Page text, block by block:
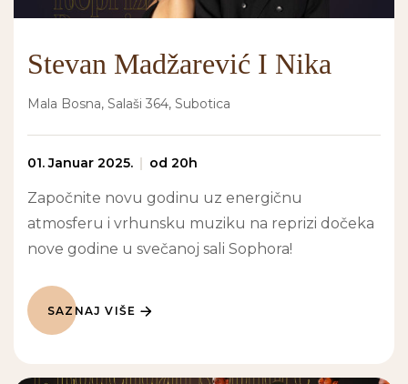
Stevan Madžarević I Nika
Mala Bosna, Salaši 364, Subotica
01. Januar 2025. od 20h
Započnite novu godinu uz energičnu
atmosferu i vrhunsku muziku na reprizi dočeka
nove godine u svečanoj sali Sophora!
SAZNAJ VIŠE